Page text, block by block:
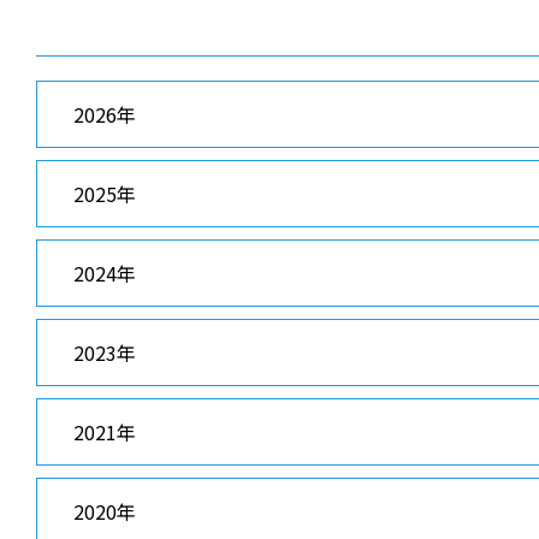
2026年
2025年
2024年
2023年
2021年
2020年